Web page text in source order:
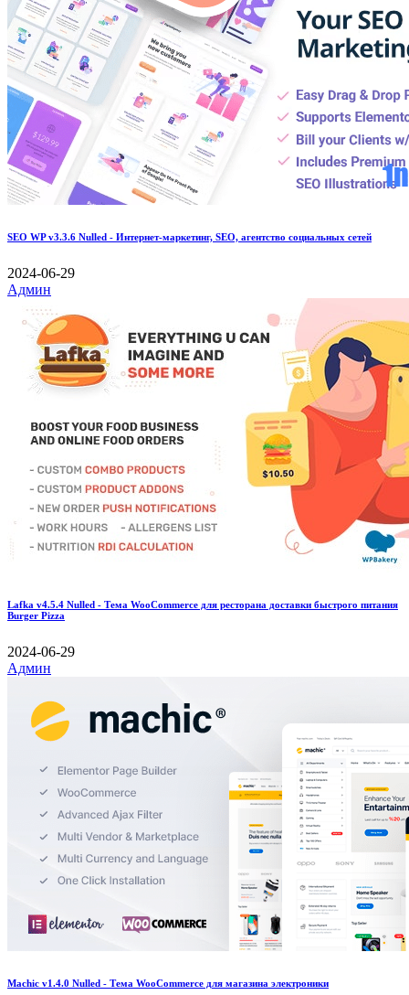
SEO WP v3.3.6 Nulled - Интернет-маркетинг, SEO, агентство социальных сетей
2024-06-29
Админ
Lafka v4.5.4 Nulled - Тема WooCommerce для ресторана доставки быстрого питания
Burger Pizza
2024-06-29
Админ
Machic v1.4.0 Nulled - Тема WooCommerce для магазина электроники